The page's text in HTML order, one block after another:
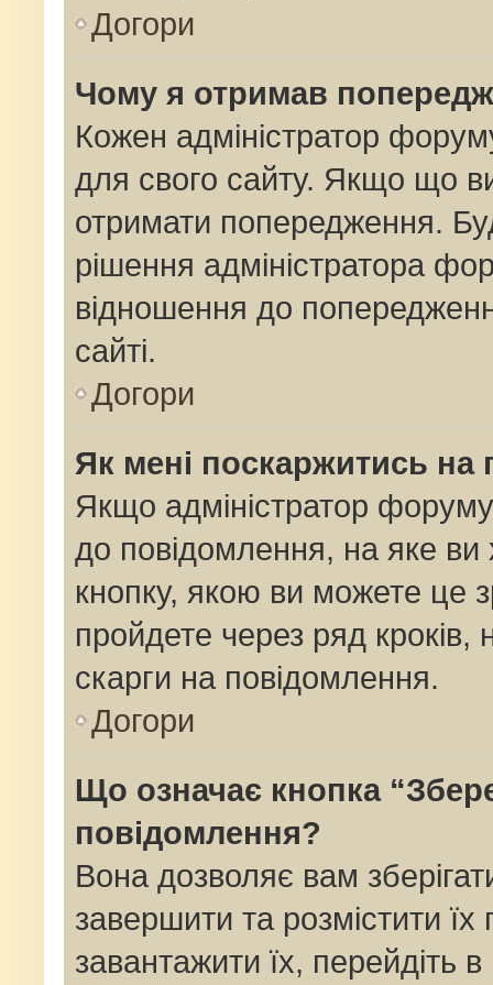
Догори
Чому я отримав
Кожен адміністратор
для свого сайту. Якщо що
отримати попередження.
рішення адміністратора
відношення до
сайті.
Догори
Як мені поскаржитись
Якщо адміністратор
до повідомлення, на яке ви
кнопку, якою ви можете це
пройдете через ряд кроків,
скарги на повідомлення.
Догори
Що означає кнопка
повідомлення?
Вона дозволяє вам
завершити та розмістити
завантажити їх, перейдіть